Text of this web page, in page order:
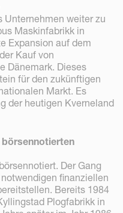
Unternehmen weiter zu
Maskinfabrikk in
Expansion auf dem
Kauf von
Dänemark. Dieses
für den zukünftigen
Markt. Es
der heutigen Kverneland
börsennotierten
Der Gang
finanziellen
Bereits 1984
Plogfabrikk in